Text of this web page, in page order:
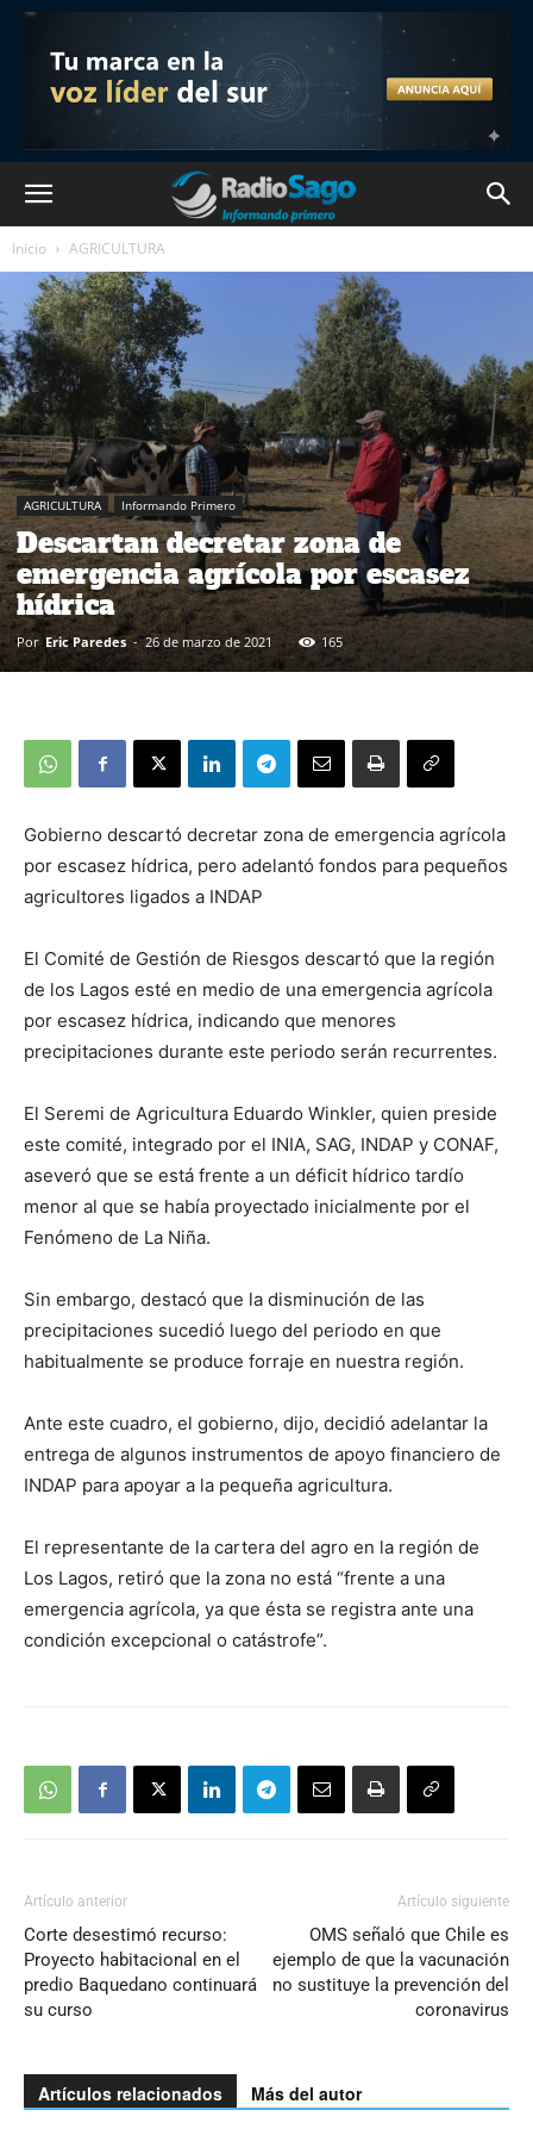
Inicio AGRICULTURA
AGRICULTURA Informando Primero
Descartan decretar zona de
emergencia agrícola por escasez
hídrica
Por Eric Paredes - 26 de marzo de 2021 165
Gobierno descartó decretar zona de emergencia agrícola
por escasez hídrica, pero adelantó fondos para pequeños
agricultores ligados a INDAP
El Comité de Gestión de Riesgos descartó que la región
de los Lagos esté en medio de una emergencia agrícola
por escasez hídrica, indicando que menores
precipitaciones durante este periodo serán recurrentes.
El Seremi de Agricultura Eduardo Winkler, quien preside
este comité, integrado por el INIA, SAG, INDAP y CONAF,
aseveró que se está frente a un déficit hídrico tardío
menor al que se había proyectado inicialmente por el
Fenómeno de La Niña.
Sin embargo, destacó que la disminución de las
precipitaciones sucedió luego del periodo en que
habitualmente se produce forraje en nuestra región.
Ante este cuadro, el gobierno, dijo, decidió adelantar la
entrega de algunos instrumentos de apoyo financiero de
INDAP para apoyar a la pequeña agricultura.
El representante de la cartera del agro en la región de
Los Lagos, retiró que la zona no está “frente a una
emergencia agrícola, ya que ésta se registra ante una
condición excepcional o catástrofe”.
Artículo anterior
Corte desestimó recurso:
Proyecto habitacional en el
predio Baquedano continuará
su curso
Artículo siguiente
OMS señaló que Chile es
ejemplo de que la vacunación
no sustituye la prevención del
coronavirus
Artículos relacionados Más del autor